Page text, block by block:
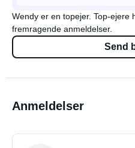
Wendy er en topejer. Top-ejere
fremragende anmeldelser.
Send
Anmeldelser